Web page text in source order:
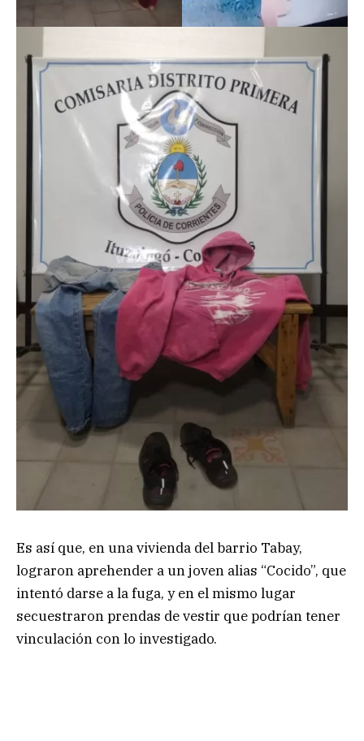
Es así que, en una vivienda del barrio Tabay,
lograron aprehender a un joven alias “Cocido”, que
intentó darse a la fuga, y en el mismo lugar
secuestraron prendas de vestir que podrían tener
vinculación con lo investigado.